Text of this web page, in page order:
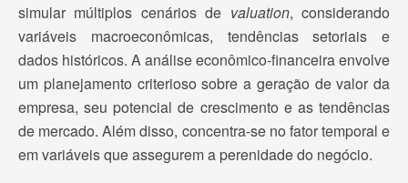
simular múltiplos cenários de valuation, considerando
variáveis macroeconômicas, tendências setoriais e
dados históricos. A análise econômico-financeira envolve
um planejamento criterioso sobre a geração de valor da
empresa, seu potencial de crescimento e as tendências
de mercado. Além disso, concentra-se no fator temporal e
em variáveis que assegurem a perenidade do negócio.